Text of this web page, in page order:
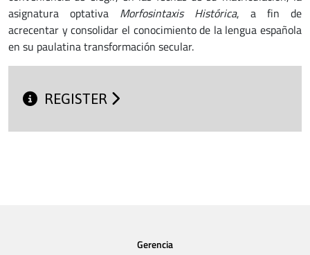
asignatura optativa Morfosintaxis Histórica, a fin de
acrecentar y consolidar el conocimiento de la lengua española
en su paulatina transformación secular.
REGISTER
Gerencia